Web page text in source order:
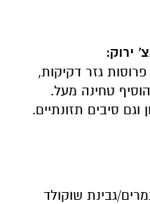
ירוק:
גזר דקיקות,
טחינה מעל.
סיבים תזונתיים.
גבינת שוקולד